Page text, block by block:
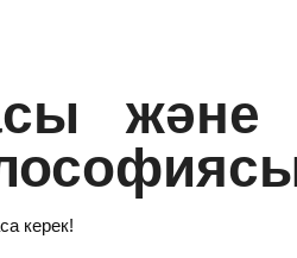
және
керек!